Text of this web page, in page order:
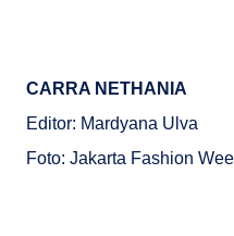
CARRA NETHANIA
Editor: Mardyana Ulva
Foto: Jakarta Fashion